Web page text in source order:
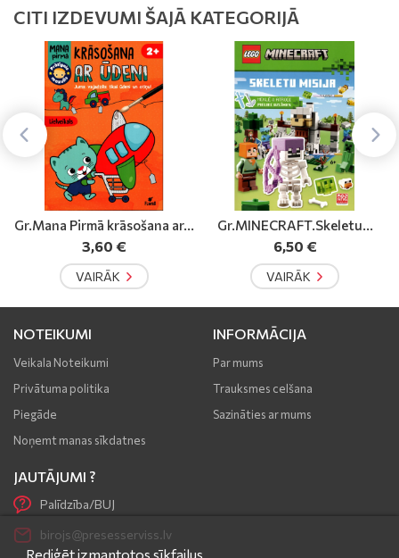
CITI IZDEVUMI ŠAJĀ KATEGORIJĀ
Gr.MINECRAFT.Skeletu...
6,50 €
VAIRĀK
Rom.VD īgņa
8,50 €
VAIRĀK
NOTEIKUMI
Veikala Noteikumi
Privātuma politika
Piegāde
Noņemt manas sīkdatnes
INFORMĀCIJA
Par mums
Trauksmes celšana
Sazināties ar mums
Rediģēt izmantotos sīkfailus
JAUTĀJUMI ?
Palīdzība/BUJ
birojs@presesserviss.lv